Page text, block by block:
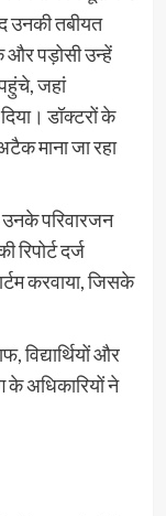
उनकी तबीयत
पड़ोसी उन्हें
जहां
डॉक्टरों के
माना जा रहा
परिवारजन
दर्ज
करवाया, जिसके
और
के अधिकारियों ने